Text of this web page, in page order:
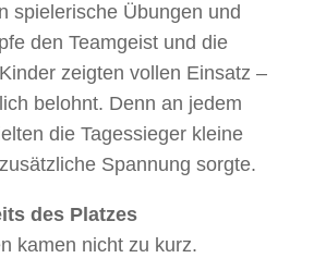
spielerische Übungen und
den Teamgeist und die
zeigten vollen Einsatz –
belohnt. Denn an jedem
die Tagessieger kleine
Spannung sorgte.
des Platzes
kamen nicht zu kurz.